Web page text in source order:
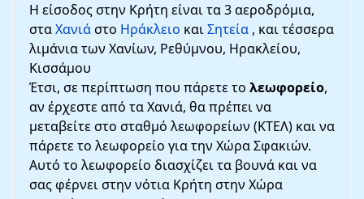
Η είσοδος στην Κρήτη είναι τα 3 αεροδρόμια,
σταΧανιάστο Ηράκλειο καιΣητεία , και τέσσερα
λιμάνια των Χανίων, Ρεθύμνου, Ηρακλείου,
Κισσάμου
Έτσι, σε περίπτωση που πάρετε το λεωφορείο,
αν έρχεστε από τα Χανιά, θα πρέπει να
μεταβείτε στο σταθμό λεωφορείων (ΚΤΕΛ) και να
πάρετε το λεωφορείο για την Χώρα Σφακιών.
Αυτό το λεωφορείο διασχίζει τα βουνά και να
σας φέρνει στην νότια Κρήτη στην Χώρα